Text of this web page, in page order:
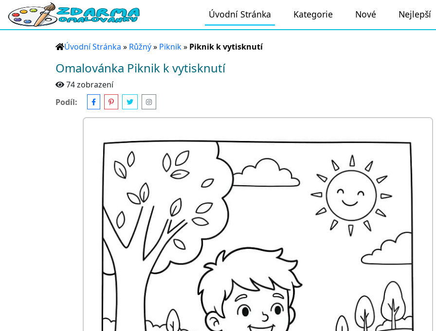
Úvodní Stránka Kategorie Nové Nejlepší
Úvodní Stránka » Růžný» Piknik» Piknik k vytisknutí
Omalovánka Piknik k vytisknutí
74 zobrazení
Podíl: